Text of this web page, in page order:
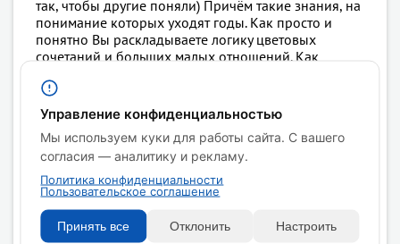
так, чтобы другие поняли) Причём такие знания, на
понимание которых уходят годы. Как просто и
понятно Вы раскладываете логику цветовых
сочетаний и больших малых отношений. Как
простыми формами. Замечательно, что есть разбор
работ участников, на примере которых можно
увидеть наглядно то, что поясняется в теории.
Благодарю Вас за щедрость и заинтересованность в
учениках! И, конечно, наметила себе прохождение
Вашего большого курса в перспективе!
Управление конфиденциальностью
Мы используем куки для работы сайта. С вашего
согласия — аналитику и рекламу.
Политика конфиденциальности
Пользовательское соглашение
Принять все Отклонить Настроить